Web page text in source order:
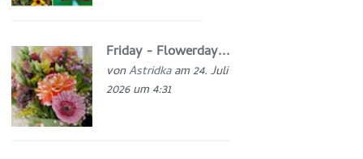
Friday - Flowerday...
vonAstridkaam 24. Juli
2026 um 4:31